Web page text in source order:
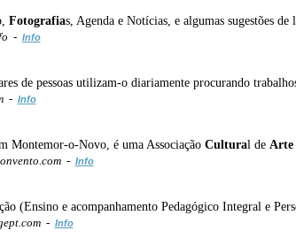
Fotografias, Agenda e Notícias, e algumas sugestões de
- Info
de pessoas utilizam-o diariamente procurando trabalhos
- Info
Montemor-o-Novo, é uma Associação Cultural de Arte
- Info
(Ensino e acompanhamento Pedagógico Integral e
- Info